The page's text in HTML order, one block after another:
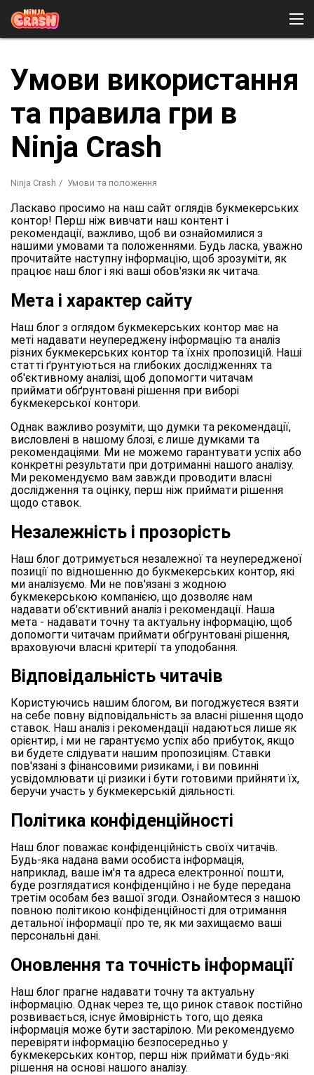
Як грати
Демо
Відгуки
Де грати в Ninja Crash?
Умови використання
та правила гри в
Ninja Crash
Ninja Crash Умови та положення
Ласкаво просимо на наш сайт оглядів букмекерських
контор! Перш ніж вивчати наш контент і
рекомендації, важливо, щоб ви ознайомилися з
нашими умовами та положеннями. Будь ласка, уважно
прочитайте наступну інформацію, щоб зрозуміти, як
працює наш блог і які ваші обов'язки як читача.
Мета і характер сайту
Наш блог з оглядом букмекерських контор має на
меті надавати неупереджену інформацію та аналіз
різних букмекерських контор та їхніх пропозицій. Наші
статті ґрунтуються на глибоких дослідженнях та
об'єктивному аналізі, щоб допомогти читачам
приймати обґрунтовані рішення при виборі
букмекерської контори.
Однак важливо розуміти, що думки та рекомендації,
висловлені в нашому блозі, є лише думками та
рекомендаціями. Ми не можемо гарантувати успіх або
конкретні результати при дотриманні нашого аналізу.
Ми рекомендуємо вам завжди проводити власні
дослідження та оцінку, перш ніж приймати рішення
щодо ставок.
Незалежність і прозорість
Наш блог дотримується незалежної та неупередженої
позиції по відношенню до букмекерських контор, які
ми аналізуємо. Ми не пов'язані з жодною
букмекерською компанією, що дозволяє нам
надавати об'єктивний аналіз і рекомендації. Наша
мета - надавати точну та актуальну інформацію, щоб
допомогти читачам приймати обґрунтовані рішення,
враховуючи власні критерії та уподобання.
Відповідальність читачів
Користуючись нашим блогом, ви погоджуєтеся взяти
на себе повну відповідальність за власні рішення щодо
ставок. Наш аналіз і рекомендації надаються лише як
орієнтир, і ми не гарантуємо успіх або прибуток, якщо
ви будете слідувати нашим пропозиціям. Ставки
пов'язані з фінансовими ризиками, і ви повинні
усвідомлювати ці ризики і бути готовими прийняти їх,
беручи участь у букмекерській діяльності.
Політика конфіденційності
Наш блог поважає конфіденційність своїх читачів.
Будь-яка надана вами особиста інформація,
наприклад, ваше ім'я та адреса електронної пошти,
буде розглядатися конфіденційно і не буде передана
третім особам без вашої згоди. Ознайомтеся з нашою
повною політикою конфіденційності для отримання
детальної інформації про те, як ми захищаємо ваші
персональні дані.
Оновлення та точність інформації
Наш блог прагне надавати точну та актуальну
інформацію. Однак через те, що ринок ставок постійно
розвивається, існує ймовірність того, що деяка
інформація може бути застарілою. Ми рекомендуємо
перевіряти інформацію безпосередньо у
букмекерських контор, перш ніж приймати будь-які
рішення на основі нашого аналізу.